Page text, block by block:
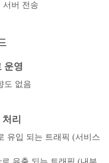
서버 전송
운영
도 없음
리
유입 되는 트래픽 (서비스